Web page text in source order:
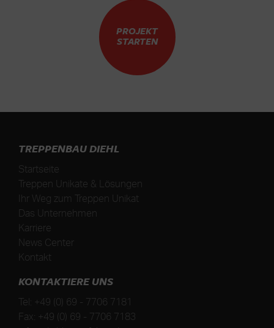
PROJEKT
STARTEN
TREPPENBAU DIEHL
Startseite
Treppen Unikate & Lösungen
Ihr Weg zum Treppen Unikat
Das Unternehmen
Karriere
News Center
Kontakt
KONTAKTIERE UNS
Tel: +49 (0) 69 - 7706 7181
Fax: +49 (0) 69 - 7706 7183